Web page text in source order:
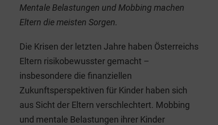
c
e
b
o
o
k
k
e
dI
n
ai tt
Mentale Belastungen und Mobbing machen
Eltern die meisten Sorgen.
Die Krisen der letzten Jahre haben Österreichs
Eltern risikobewusster gemacht –
insbesondere die finanziellen
Zukunftsperspektiven für Kinder haben sich
aus Sicht der Eltern verschlechtert. Mobbing
und mentale Belastungen ihrer Kinder